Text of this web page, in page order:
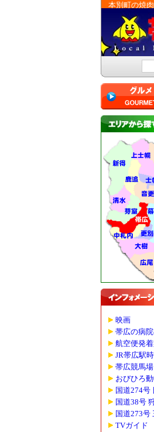
本別町の焼
映画
帯広の病
航空便発
JR帯広駅
帯広競馬場
おびひろ
国道274号
国道38号
国道273号
TVガイド